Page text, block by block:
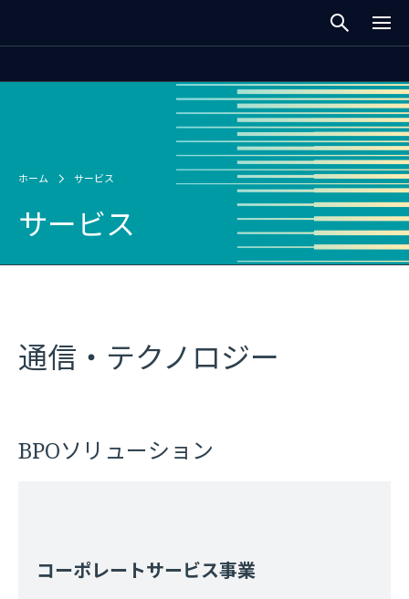
ホーム サービス
サービス
通信・テクノロジー
BPOソリューション
コーポレートサービス事業